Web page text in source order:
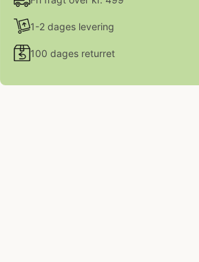
1-2 dages levering
100 dages returret